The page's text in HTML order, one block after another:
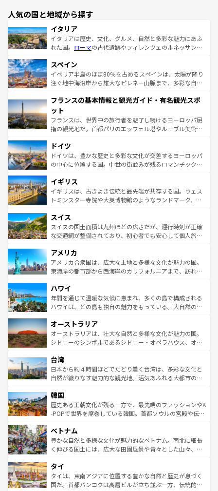
人気の国と地域から探す
イタリア
イタリアは歴史、文化、グルメ、自然と多彩な魅力にあふ
れた国。 ローマの古代遺跡やフィレンツェのルネッサンス
ろん、トスカーナの美しい田園風景やアマルフィ海岸の絶
景など、自然景観も見逃せない。観光の合間には、本場の
ピザやパスタなど、絶品のイタリア料理を堪能することも
ませてくれるイタリアで、忘れられない旅をしてみよう！
なお、新着のイタリア情報は
しい。
スペイン
イベリア半島のほぼ80％を占めるスペインは、太陽が降り
注ぐ地中海沿岸から雄大なピレネー山脈まで、多彩な自然
文化が根付くこの国では、情熱的なフラメンコ、熱気あふ
れる闘牛、そして美味しいタパスが生活の一部となってい
る。首都マドリードの洗練された雰囲気や、バルセロナの
アートに溢れた街角から、地方では古代ローマ遺跡や中世
せる。地方によって風土や気候が異なるスペインはその個
性で訪れる人を魅了する。 なお、新着のスペイン情報は コ
ンテンツ一覧を参照してほしい。
フランスの基本情報と観光ガイド・有名観光スポ
ット
フランスは、世界中の旅行者を魅了し続けるヨーロッパ屈
指の観光地だ。首都パリのエッフェル塔やルーブル美術館
で、幅広い魅力が詰まっている。華麗な宮殿、歴史的な大
聖堂、美しいビーチ、そして豊かな自然が、訪れる者を心
から魅了する。また、フランスは美食の国としても知ら
いる。シャンパンの発祥地であるランス、プロヴァンスの
香り高いラベンダー畑など、多彩な楽しみ方が可能だ。さ
らに、パリ以外の地域にも魅力が溢れており、どの街角に
れる地方に足を運ぶとそれぞれで全く異なる文化を体験で
きるだろう。 なお、新着のフランス情報はコンテンツ一覧
を参照してほしい。
ドイツ
ドイツは、豊かな歴史と多彩な文化が交差するヨーロッパ
の中心に位置する国。中世の街並みが残るロマンチック街
顔を持つこの国は、どこを歩いても飽きることがない。ベ
ルリンの文化的活気、バイエルン州のアルプスの絶景、そ
してライン川沿いのワイン畑といった風景は必見。ビール
は、お酒好きな人にはぜひ体験してほしい。 なお、新着の
ドイツ情報はコンテンツ一覧を参照してほしい。
イギリス
イギリスは、古きよき伝統と最先端が共存する国。ウェス
トミンスター寺院や大英博物館のようなランドマーク、歴
リアごとに異なる魅力がある。また、優雅なアフタヌーン
ティー、ビール好きにはたまらない英国パブ、サッカー観
戦など、本場だからこそできる体験も豊富。イギリスを旅
ンツ一覧を参照してほしい。
スイス
スイスの国土面積は九州ほどの広さだが、運行時刻が正確
な交通網が整備されており、初心者でも安心して個人旅行
の建物がそのまま残る町や、スイスならではのユニークな
博物館もあり、アルプス観光だけでなく町歩きも満喫する
ことができる。国民の所得が高いため物価も高いが、旅行
ば市内交通費無料で観光を楽しむこともできる。 なお、新
着のスイス情報はコンテンツ一覧 を参照してほしい。
アメリカ
アメリカ合衆国は、広大な土地と多様な文化が魅力の国。
東海岸の都市部から西海岸のカリフォルニアまで、訪れる
のような巨大都市は、観光、ショッピング、エンターテイ
ンメントが詰まった刺激的なスポットだ。一方、アメリカ
西部には大自然が広がり、グランドキャニオンやイエロー
部のニューオーリンズでは、音楽と美食が融合した独特の
文化が魅力。旅行者はアメリカの各地域で異なる魅力を楽
しみながら、その多様性と豊かな歴史を感じることができ
ならではの贅沢な旅のスタイルだ。 なお、新着のアメリカ
情報はコンテンツ一覧を参照してほしい。
ハワイ
年間を通じて温暖な気候に恵まれ、多くの島で構成される
ハワイは、どの島も独自の魅力をもっている。大自然の神
ワイ島は見逃せない。また、定番の観光地といえばオアフ
島だが、静かな自然を求めるならマウイ島やカウアイ島が
おすすめ。エメラルドグリーンに輝く海をはじめ、豊かな
れるおもてなしの心で訪れる人々を迎えてくれるハワイの
人々、おいしいローカルフードやハワイアンミュージッ
ク、伝統的なフラダンスなど、すべてがハワイの魅力を彩
ワイを、存分に味わってほしい。 なお、新着のハワイ情報
はコンテンツ一覧を参照してほしい。
オーストラリア
オーストラリアは、壮大な自然と多様な文化が魅力の国。
シドニーのシンボルであるシドニー・オペラハウス、オー
リアリーフや大陸中央部にそびえるウルル（エアーズロッ
ク）、タスマニアの美しい原生林やケアンズの熱帯雨林な
ど、見どころがたくさん。また、カフェやワイン、オージ
いる。アクティビティも充実しており、サーフィンやダイ
ビング、ハイキングなど、アウトドア好きにはたまらな
い。オーストラリアの多彩な魅力を存分に味わいつくそ
参照してほしい。
台湾
日本から約４時間ほどでたどり着く台湾は、多彩な文化と
自然が織りなす魅力的な観光地。活気あふれる大都市の台
ン）、静ひつな山岳地帯である台湾東部など、都市の喧騒
と山間の静けさが共存しており、訪れる人に新しい発見と
驚きをもたらしてくれる。また、奥深い台湾の食文化も魅
容にもいいと評判のスイーツなど、バラエティ豊かな料理
が味わえる。 なお、新着の台湾情報は コンテンツ一覧を参
照してほしい。
韓国
歴史ある王朝文化が残る一方で、最先端のファッションやK
-POPで世界を席巻している韓国。首都ソウルの宮殿や伝統
き、地方に足を延ばせば四季折々の自然美を楽しむことが
できる。そして、キムチや焼肉、絶品のストリートフード
まで、さまざまな韓国料理が待っている。夜には、韓国な
リティに包まれながら、韓国の多彩な魅力を心ゆくまで味
わってみてほしい。 なお、新着の韓国情報はコンテンツ一
覧を参照してほしい。
ベトナム
豊かな自然と多様な文化が魅力的なベトナム。南北に細長
く伸びる国土には、広大な田園風景や青々とした山々、世
急速な発展と共に伝統が息づく。ハノイの古い町並みやホ
ーチミン市のフランス統治時代の建物も、独特の雰囲気を
醸し出している。また、バラエティの豊かさとおいしさで
タイ
タイは、東南アジアに位置する豊かな自然と歴史が息づく
国だ。首都バンコクは高層ビルが立ち並ぶ一方、伝統的な